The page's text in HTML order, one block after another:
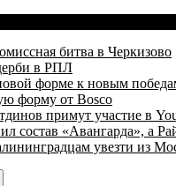
битва в Черкизово
в РПЛ
форме к новым
форму от Bosco
примут участие в
«Авангарда», а
увезти из